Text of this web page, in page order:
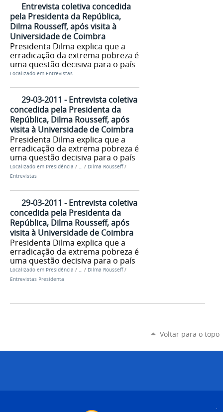
Entrevista coletiva concedida
pela Presidenta da República,
Dilma Rousseff, após visita à
Universidade de Coimbra
Presidenta Dilma explica que a
erradicação da extrema pobreza é
uma questão decisiva para o país
Localizado em Entrevistas
29-03-2011 - Entrevista coletiva
concedida pela Presidenta da
República, Dilma Rousseff, após
visita à Universidade de Coimbra
Presidenta Dilma explica que a
erradicação da extrema pobreza é
uma questão decisiva para o país
Localizado em Presidência / … / Dilma Rousseff /
Entrevistas
29-03-2011 - Entrevista coletiva
concedida pela Presidenta da
República, Dilma Rousseff, após
visita à Universidade de Coimbra
Presidenta Dilma explica que a
erradicação da extrema pobreza é
uma questão decisiva para o país
Localizado em Presidência / … / Dilma Rousseff /
Entrevistas Presidenta
Voltar para o topo